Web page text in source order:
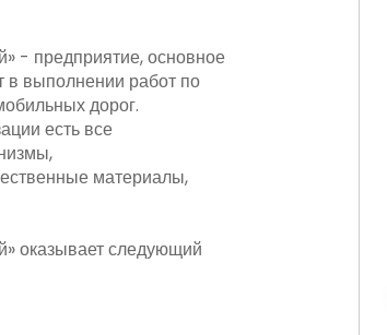
- предприятие, основное
в выполнении работ по
дорог.
есть все
материалы,
оказывает следующий